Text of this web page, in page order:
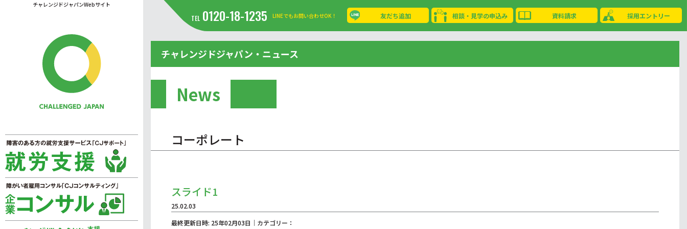
チャレンジドジャパンWebサイト
TEL 0120-18-1235 LINEでもお問い合わせOK！ 友だち追加 相談・見学の申込み 資料請求 採用エントリー
チャレンジドジャパン・ニュース
News
コーポレート
スライド1
25.02.03
最終更新日時: 25年02月03日｜カテゴリー：